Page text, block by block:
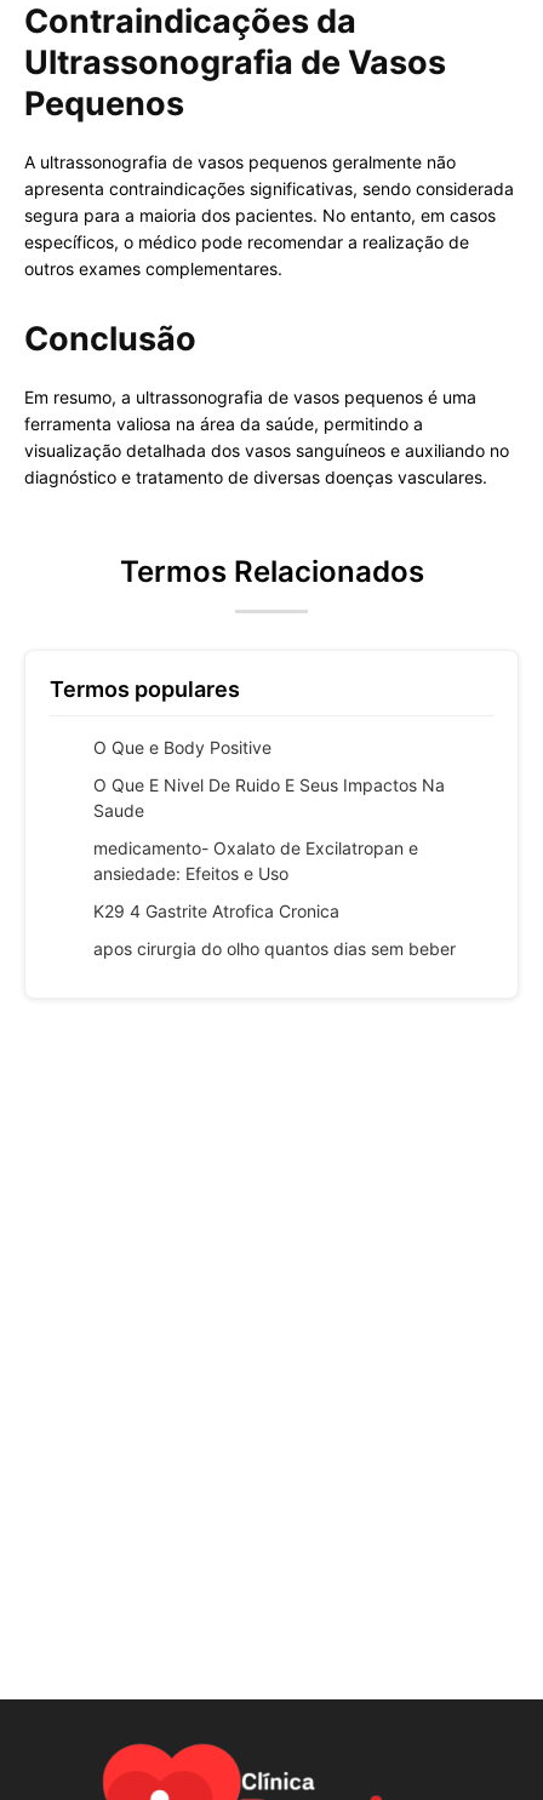
Contraindicações da
Ultrassonografia de Vasos
Pequenos
A ultrassonografia de vasos pequenos geralmente não
apresenta contraindicações significativas, sendo considerada
segura para a maioria dos pacientes. No entanto, em casos
específicos, o médico pode recomendar a realização de
outros exames complementares.
Conclusão
Em resumo, a ultrassonografia de vasos pequenos é uma
ferramenta valiosa na área da saúde, permitindo a
visualização detalhada dos vasos sanguíneos e auxiliando no
diagnóstico e tratamento de diversas doenças vasculares.
Termos Relacionados
Termos populares
O Que e Body Positive
O Que E Nivel De Ruido E Seus Impactos Na
Saude
medicamento- Oxalato de Excilatropan e
ansiedade: Efeitos e Uso
K29 4 Gastrite Atrofica Cronica
apos cirurgia do olho quantos dias sem beber